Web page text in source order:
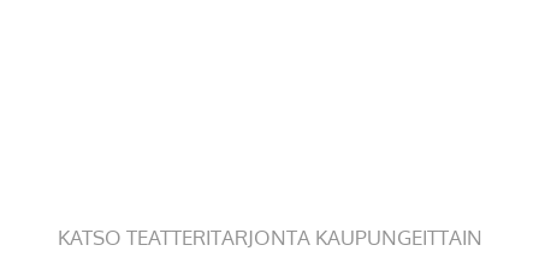
KATSO TEATTERITARJONTA KAUPUNGEITTAIN